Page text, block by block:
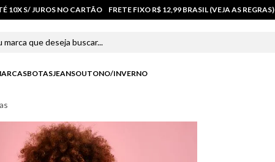
10X S/ JUROS NO CARTÃO FRETE FIXO R$ 12,99 BRASIL (VEJA AS REGRAS)
que deseja buscar...
BOTASJEANSOUTONO/INVERNO